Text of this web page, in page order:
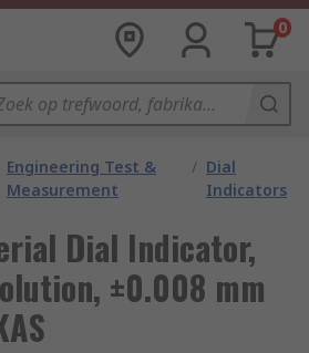
0
Engineering Test &
Measurement
/ Dial
Indicators
Dial Indicator,
±0.008 mm